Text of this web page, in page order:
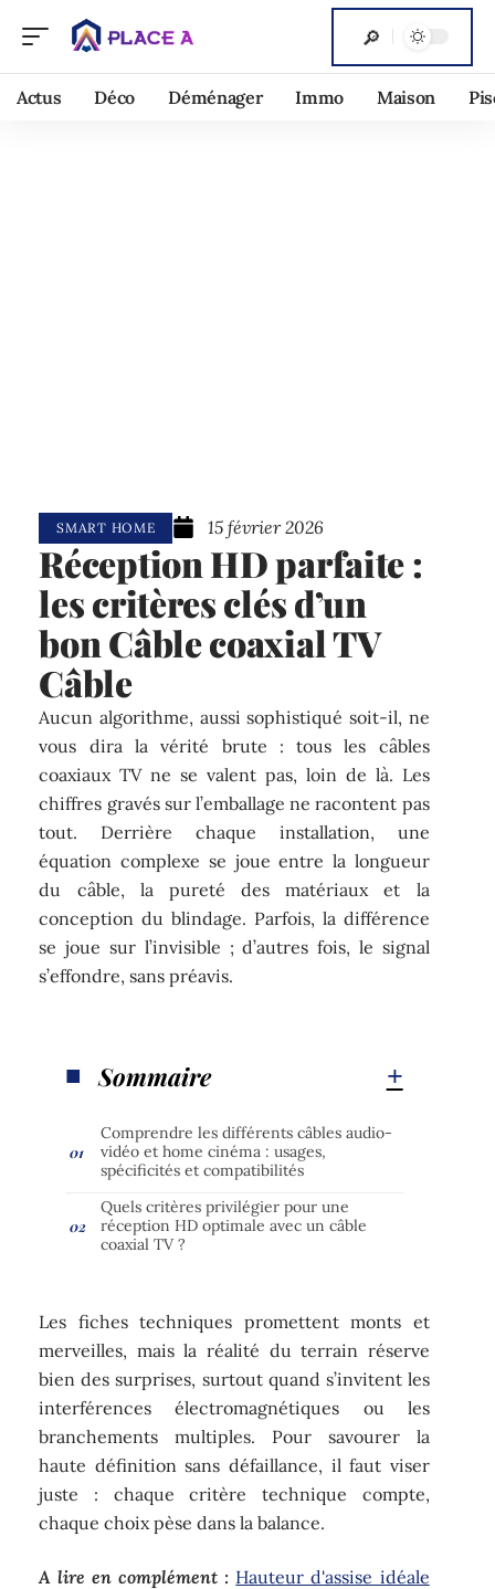
Actus Déco Déménager Immo Maison
SMART HOME 15 février 2026
Réception HD parfaite :
les critères clés d’un
bon Câble coaxial TV
Câble
Aucun algorithme, aussi sophistiqué soit-il, ne
vous dira la vérité brute : tous les câbles
coaxiaux TV ne se valent pas, loin de là. Les
chiffres gravés sur l’emballage ne racontent pas
tout. Derrière chaque installation, une
équation complexe se joue entre la longueur
du câble, la pureté des matériaux et la
conception du blindage. Parfois, la différence
se joue sur l’invisible ; d’autres fois, le signal
s’effondre, sans préavis.
Sommaire
Comprendre les différents câbles audio-
vidéo et home cinéma : usages,
spécificités et compatibilités
Quels critères privilégier pour une
réception HD optimale avec un câble
coaxial TV ?
Les fiches techniques promettent monts et
merveilles, mais la réalité du terrain réserve
bien des surprises, surtout quand s’invitent les
interférences électromagnétiques ou les
branchements multiples. Pour savourer la
haute définition sans défaillance, il faut viser
juste : chaque critère technique compte,
chaque choix pèse dans la balance.
A lire en complément : Hauteur d'assise idéale